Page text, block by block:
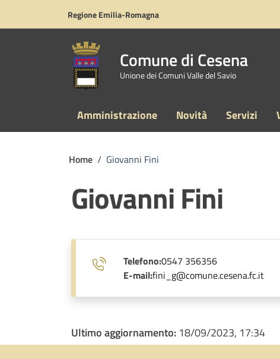
Regione Emilia-Romagna
Comune di Cesena
Unione dei Comuni Valle del Savio
Amministrazione Novità Servizi
Home / Giovanni Fini
Giovanni Fini
Telefono:0547 356356
E-mail:fini_g@comune.cesena.fc.it
Ultimo aggiornamento: 18/09/2023, 17:34